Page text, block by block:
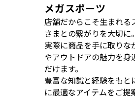
メガスポーツ
店舗だからこそ生まれる
さまとの繋がりを大切に
実際に商品を手に取りな
やアウトドアの魅力を身
だけます。
豊富な知識と経験をもと
に最適なアイテムをご提